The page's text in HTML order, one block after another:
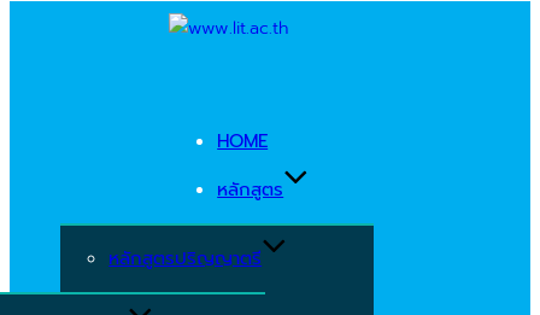
HOME
หลักสูตร
หลักสูตรปริญญาตรี